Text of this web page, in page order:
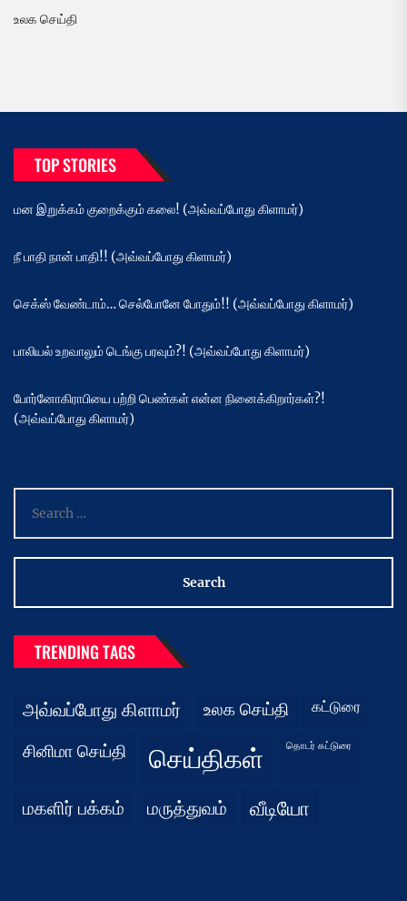
உலக செய்தி
TOP STORIES
மன இறுக்கம் குறைக்கும் கலை! (அவ்வப்போது கிளாமர்)
நீ பாதி நான் பாதி!! (அவ்வப்போது கிளாமர்)
செக்ஸ் வேண்டாம்… செல்போனே போதும்!! (அவ்வப்போது கிளாமர்)
பாலியல் உறவாலும் டெங்கு பரவும்?! (அவ்வப்போது கிளாமர்)
போர்னோகிராபியை பற்றி பெண்கள் என்ன நினைக்கிறார்கள்?!
(அவ்வப்போது கிளாமர்)
for:
TRENDING TAGS
அவ்வப்போது கிளாமர் உலக செய்தி கட்டுரை
சினிமா செய்தி செய்திகள் தொடர் கட்டுரை
மகளிர் பக்கம் மருத்துவம் வீடியோ